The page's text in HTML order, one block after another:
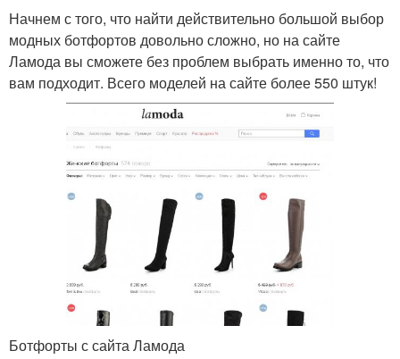
Начнем с того, что найти действительно большой выбор
модных ботфортов довольно сложно, но на сайте
Ламода вы сможете без проблем выбрать именно то, что
вам подходит. Всего моделей на сайте более 550 штук!
Ботфорты с сайта Ламода